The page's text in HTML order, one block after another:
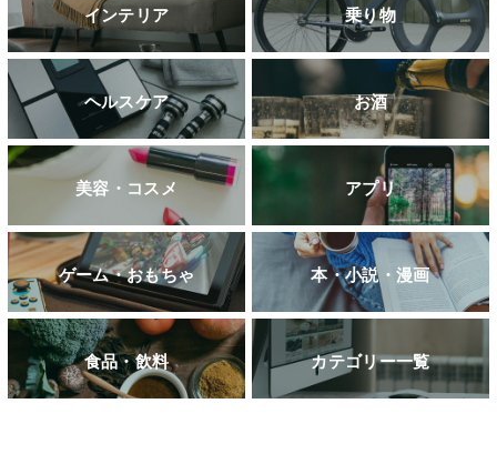
インテリア 乗り物
ヘルスケア お酒
美容・コスメ アプリ
ゲーム・おもちゃ 本・小説・漫画
食品・飲料 カテゴリー一覧